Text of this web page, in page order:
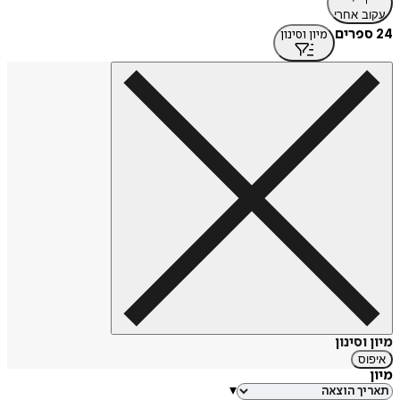
עקוב אחרי
24 ספרים מיון וסינון
מיון וסינון
איפוס
מיון
▾